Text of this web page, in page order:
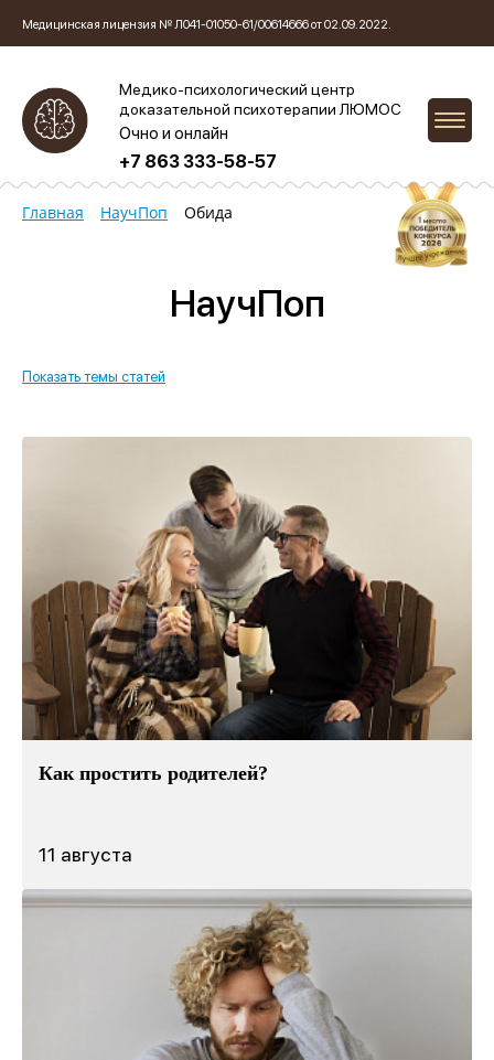
Медицинская лицензия № Л041-01050-61/00614666 от 02.09.2022.
Медико-психологический центр
доказательной психотерапии ЛЮМОС
Очно и онлайн
+7 863 333-58-57
Главная НаучПоп Обида
НаучПоп
Показать темы статей
Как простить родителей?
11 августа